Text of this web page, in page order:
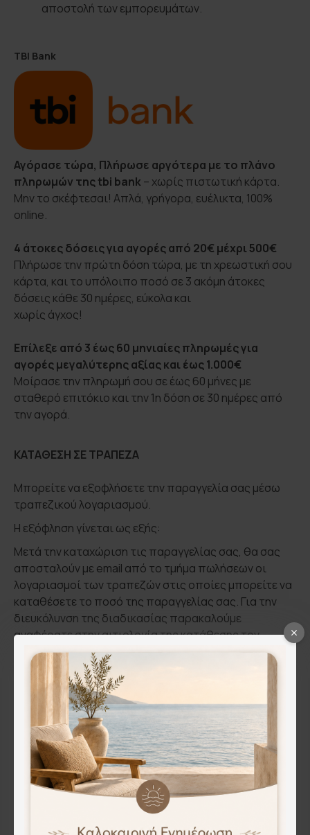
αποστολή των εμπορευμάτων.
ΤΒΙ Bank
Αγόρασε τώρα, Πλήρωσε αργότερα με το πλάνο
πληρωμών της tbi bank – χωρίς πιστωτική κάρτα.
Μην το σκέφτεσαι! Απλά, γρήγορα, ευέλικτα, 100%
online.
4 άτοκες δόσεις για αγορές από 20€ μέχρι 500€
Πλήρωσε την πρώτη δόση τώρα, με τη χρεωστική σου
κάρτα, και το υπόλοιπο ποσό σε 3 ακόμη άτοκες
δόσεις κάθε 30 ημέρες, εύκολα και
χωρίς άγχος!
Επίλεξε από 3 έως 60 μηνιαίες πληρωμές για
αγορές μεγαλύτερης αξίας και έως 1.000€
Μοίρασε την πληρωμή σου σε έως 60 μήνες με
σταθερό επιτόκιο και την 1η δόση σε 30 ημέρες από
την αγορά.
ΚΑΤΑΘΕΣΗ ΣΕ ΤΡΑΠΕΖΑ
Μπορείτε να εξοφλήσετε την παραγγελία σας μέσω
τραπεζικού λογαριασμού.
Η εξόφληση γίνεται ως εξής:
Μετά την καταχώριση τις παραγγελίας σας, θα σας
αποσταλούν με email από το τμήμα πωλήσεων οι
λογαριασμοί των τραπεζών στις οποίες μπορείτε να
καταθέσετε το ποσό της παραγγελίας σας. Για την
διευκόλυνση της διαδικασίας παρακαλούμε
αναφέρατε στην αιτιολογία της κατάθεσης τον
αριθμό της παραγγελίας σας ή το όνομά σας και
ενημερώστε μας με email στο info@melome.gr για την
πληρωμή σας ή τηλεφωνικά στο 244 3402 761 . Εμείς,
μόλις λάβουμε την πληρωμή θα ξεκινήσουμε την
διαδικασία αποστολής της παραγγελίας σας.
ΕΘΝΙΚΗ ΤΡΑΠΕΖΑ:
IBAN: GR9601104750000047560502206
Αριθμός λογαριασμού: 47560502206